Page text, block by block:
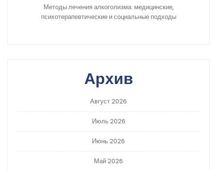
Методы лечения алкоголизма: медицинские,
психотерапевтические и социальные подходы
Архив
Август 2026
Июль 2026
Июнь 2026
Май 2026